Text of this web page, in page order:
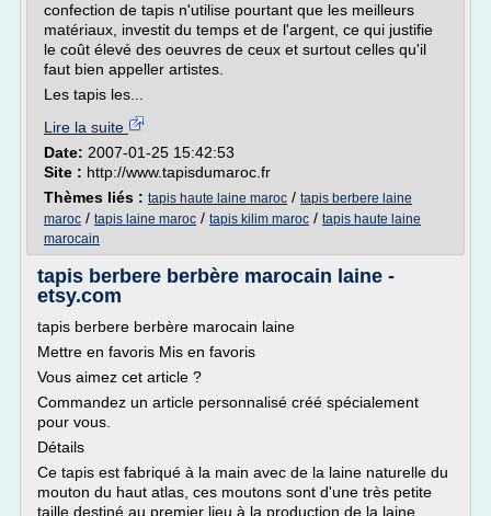
confection de tapis n'utilise pourtant que les meilleurs
matériaux, investit du temps et de l'argent, ce qui justifie
le coût élevé des oeuvres de ceux et surtout celles qu'il
faut bien appeller artistes.
Les tapis les...
Lire la suite
Date: 2007-01-25 15:42:53
Site : http://www.tapisdumaroc.fr
Thèmes liés : tapis haute laine maroc / tapis berbere laine
maroc / tapis laine maroc / tapis kilim maroc / tapis haute laine
marocain
tapis berbere berbère marocain laine -
etsy.com
tapis berbere berbère marocain laine
Mettre en favoris Mis en favoris
Vous aimez cet article ?
Commandez un article personnalisé créé spécialement
pour vous.
Détails
Ce tapis est fabriqué à la main avec de la laine naturelle du
mouton du haut atlas, ces moutons sont d'une très petite
taille destiné au premier lieu à la production de la laine.